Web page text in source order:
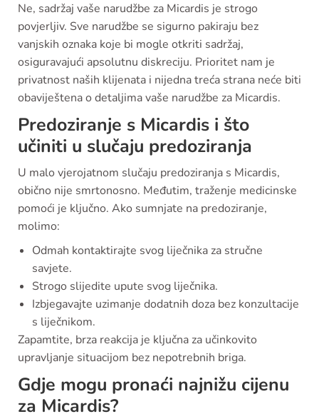
Ne, sadržaj vaše narudžbe za Micardis je strogo
povjerljiv. Sve narudžbe se sigurno pakiraju bez
vanjskih oznaka koje bi mogle otkriti sadržaj,
osiguravajući apsolutnu diskreciju. Prioritet nam je
privatnost naših klijenata i nijedna treća strana neće biti
obaviještena o detaljima vaše narudžbe za Micardis.
Predoziranje s Micardis i što
učiniti u slučaju predoziranja
U malo vjerojatnom slučaju predoziranja s Micardis,
obično nije smrtonosno. Međutim, traženje medicinske
pomoći je ključno. Ako sumnjate na predoziranje,
molimo:
Odmah kontaktirajte svog liječnika za stručne
savjete.
Strogo slijedite upute svog liječnika.
Izbjegavajte uzimanje dodatnih doza bez konzultacije
s liječnikom.
Zapamtite, brza reakcija je ključna za učinkovito
upravljanje situacijom bez nepotrebnih briga.
Gdje mogu pronaći najnižu cijenu
za Micardis?